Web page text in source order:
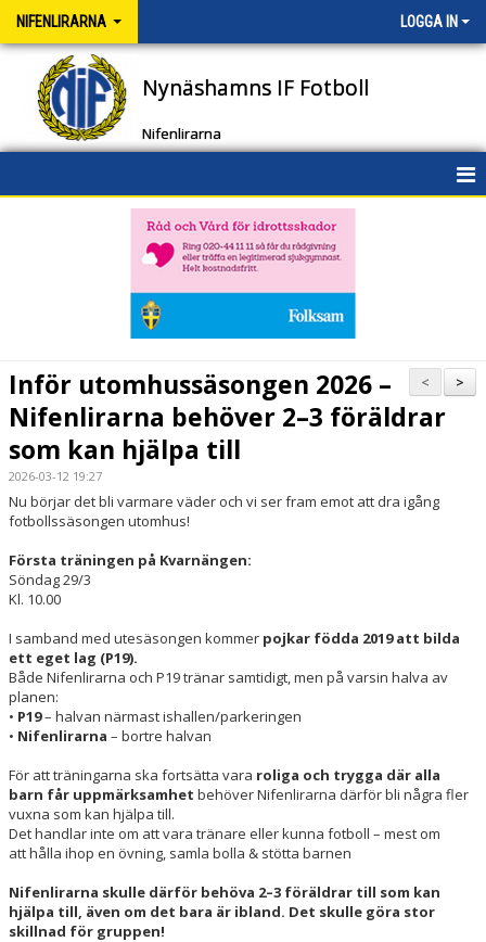
NIFENLIRARNA LOGGA IN
Nynäshamns IF Fotboll
Nifenlirarna
TRUPPEN
BILDGALLERI
DOKUMENT
>
<
Inför utomhussäsongen 2026 –
Nifenlirarna behöver 2–3 föräldrar
som kan hjälpa till
2026-03-12 19:27
Nu börjar det bli varmare väder och vi ser fram emot att dra igång
fotbollssäsongen utomhus!
Första träningen på Kvarnängen:
Söndag 29/3
Kl. 10.00
I samband med utesäsongen kommer pojkar födda 2019 att bilda
ett eget lag (P19).
Både Nifenlirarna och P19 tränar samtidigt, men på varsin halva av
planen:
• P19– halvan närmast ishallen/parkeringen
• Nifenlirarna – bortre halvan
För att träningarna ska fortsätta vara roliga och trygga där alla
barn får uppmärksamhet behöver Nifenlirarna därför bli några fler
vuxna som kan hjälpa till.
Det handlar inte om att vara tränare eller kunna fotboll – mest om
att hålla ihop en övning, samla bolla & stötta barnen
Nifenlirarna skulle därför behöva 2–3 föräldrar till som kan
hjälpa till, även om det bara är ibland. Det skulle göra stor
skillnad för gruppen!